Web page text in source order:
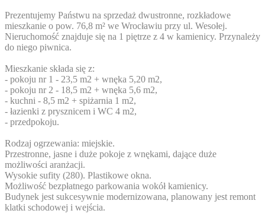
Prezentujemy Państwu na sprzedaż dwustronne, rozkładowe
mieszkanie o pow. 76,8 m² we Wrocławiu przy ul. Wesołej.
Nieruchomość znajduje się na 1 piętrze z 4 w kamienicy. Przynależy
do niego piwnica.
Mieszkanie składa się z:
- pokoju nr 1 - 23,5 m2 + wnęka 5,20 m2,
- pokoju nr 2 - 18,5 m2 + wnęka 5,6 m2,
- kuchni - 8,5 m2 + spiżarnia 1 m2,
- łazienki z prysznicem i WC 4 m2,
- przedpokoju.
Rodzaj ogrzewania: miejskie.
Przestronne, jasne i duże pokoje z wnękami, dające duże
możliwości aranżacji.
Wysokie sufity (280). Plastikowe okna.
Możliwość bezpłatnego parkowania wokół kamienicy.
Budynek jest sukcesywnie modernizowana, planowany jest remont
klatki schodowej i wejścia.